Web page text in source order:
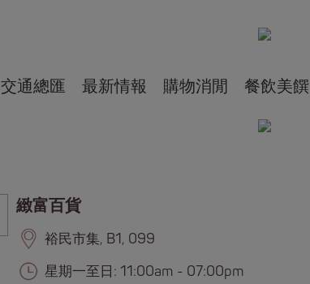
交通總匯 最新情報 購物消閒 餐飲美饌
緻富百貨
裕民市集, B1, 099
星期一至日: 11:00am - 07:00pm